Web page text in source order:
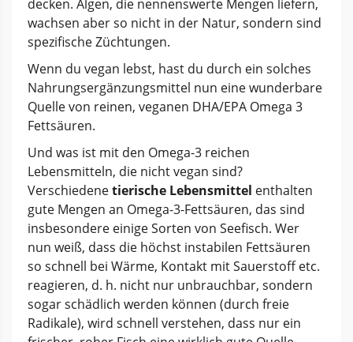
decken. Algen, die nennenswerte Mengen liefern,
wachsen aber so nicht in der Natur, sondern sind
spezifische Züchtungen.
Wenn du vegan lebst, hast du durch ein solches
Nahrungsergänzungsmittel nun eine wunderbare
Quelle von reinen, veganen DHA/EPA Omega 3
Fettsäuren.
Und was ist mit den Omega-3 reichen
Lebensmitteln, die nicht vegan sind?
Verschiedenetierische Lebensmittel enthalten
gute Mengen an Omega-3-Fettsäuren, das sind
insbesondere einige Sorten von Seefisch. Wer
nun weiß, dass die höchst instabilen Fettsäuren
so schnell bei Wärme, Kontakt mit Sauerstoff etc.
reagieren, d. h. nicht nur unbrauchbar, sondern
sogar schädlich werden können (durch freie
Radikale), wird schnell verstehen, dass nur ein